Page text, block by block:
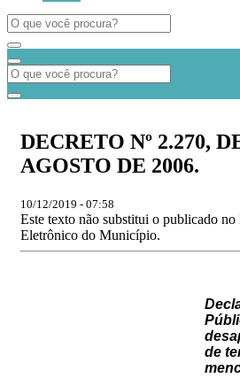
DECRETO Nº 2.270,
AGOSTO DE 2006.
10/12/2019 - 07:58
Este texto não substitui o publicado
Eletrônico do Município.
de